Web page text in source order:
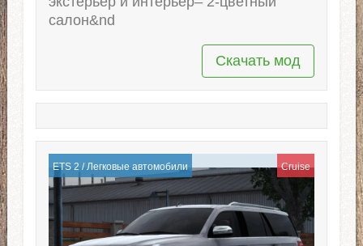
салон&nd
Скачать мод
ETS 2 / Легковые автомобили Cruise